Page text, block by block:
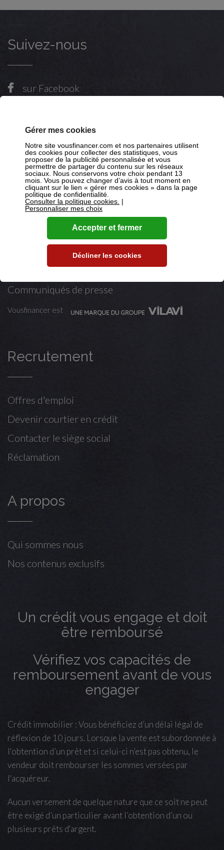
Suivez-nous
sur Facebook
sur Youtube
sur LinkedIn
Mentions légales
Mentions légales
Politique de confidentialité
Vu dans les médias
Communiqués de presse
Vousfinancer est
Recrutement
Offres d'emploi
Devenir courtier en crédit
Contacter le siège social
Réclamation
A propos
Qui sommes nous
Nos contenus exclusifs
Un crédit vous engage et doit
être remboursé
Vérifiez vos capacités de
remboursement avant de vous
engager
Crédit immobilier : Vous bénéficiez d’un délai légal de
réflexion de 10 jours. Lorsque la vente est subordonnée à
l'obtention d’un prêt et si celui-ci n’est pas obtenu, le
vendeur doit rembourser les sommes versées par
l'acquéreur.
Aucun versement de quelque nature que ce soit ne peut
être exigé d’un particulier avant l’obtention d’un ou
plusieurs prêts d'argent.
Gérer mes cookies
Notre site vousfinancer.com et nos partenaires utilisent
des cookies pour collecter des statistiques, vous
proposer de la publicité personnalisée et vous
permettre de partager du contenu sur les réseaux
sociaux. Nous conservons votre choix pendant 13
mois. Vous pouvez changer d’avis à tout moment en
cliquant sur le lien « gérer mes cookies » dans la page
politique de confidentialité.
Consulter la politique cookies. |
Personnaliser mes choix
Décliner les cookies
Accepter et fermer